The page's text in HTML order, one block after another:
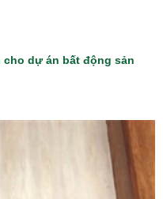
dự án bất động sản